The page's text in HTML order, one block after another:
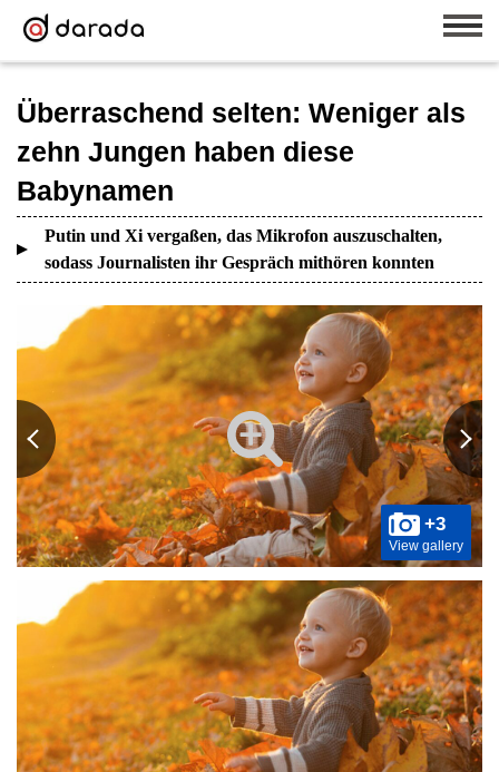
Überraschend selten: Weniger als
zehn Jungen haben diese
Babynamen
Putin und Xi vergaßen, das Mikrofon auszuschalten,
sodass Journalisten ihr Gespräch mithören konnten
+3
View gallery